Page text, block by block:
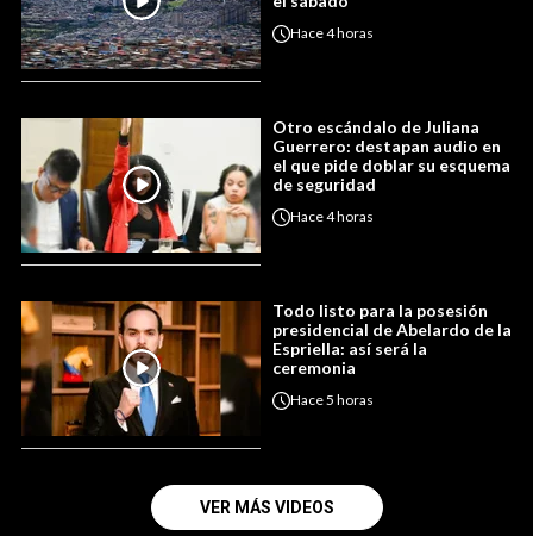
Hace4 horas
Otro escándalo de Juliana
Guerrero: destapan audio en
el que pide doblar su esquema
de seguridad
Hace4 horas
Todo listo para la posesión
presidencial de Abelardo de la
Espriella: así será la
ceremonia
Hace5 horas
VER MÁS VIDEOS